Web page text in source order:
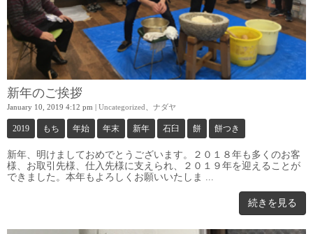
新年のご挨拶
January 10, 2019 4:12 pm | Uncategorized ナダヤ
2019 もち 年始 年末 新年 石臼 餅 餅つき
新年、明けましておめでとうございます。２０１８年も多くのお客
様、お取引先様、仕入先様に支えられ、２０１９年を迎えることが
できました。本年もよろしくお願いいたしま ...
続きを見る